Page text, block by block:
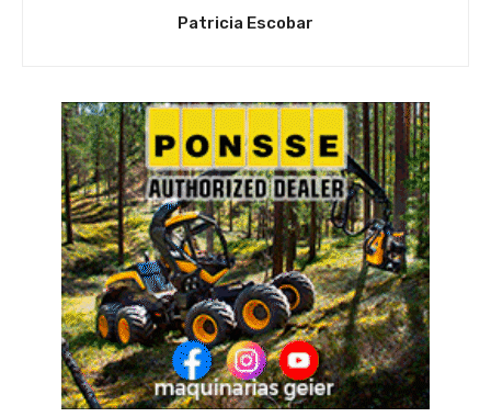
Patricia Escobar